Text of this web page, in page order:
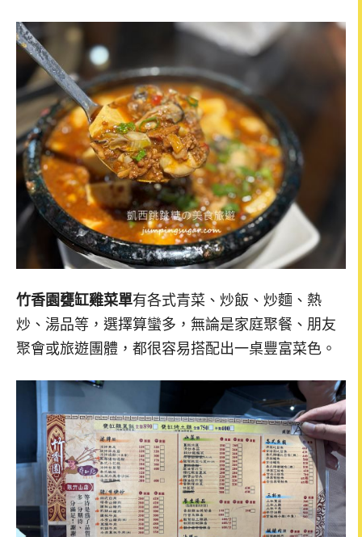
竹香園甕缸雞菜單有各式青菜、炒飯、炒麵、熱
炒、湯品等，選擇算蠻多，無論是家庭聚餐、朋友
聚會或旅遊團體，都很容易搭配出一桌豐富菜色。